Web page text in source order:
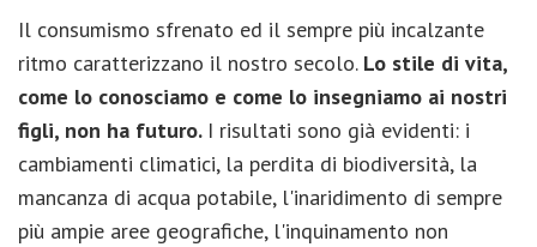
Il consumismo sfrenato ed il sempre più incalzante
ritmo caratterizzano il nostro secolo. Lo stile di vita,
come lo conosciamo e come lo insegniamo ai nostri
figli, non ha futuro. I risultati sono già evidenti: i
cambiamenti climatici, la perdita di biodiversità, la
mancanza di acqua potabile, l'inaridimento di sempre
più ampie aree geografiche, l'inquinamento non